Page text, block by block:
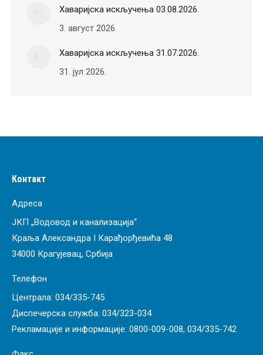
Хаваријска искључења 03.08.2026.
3. август 2026.
Хаваријска искључења 31.07.2026.
31. јул 2026.
Контакт
Адреса
ЈКП „Водовод и канализација“
Краља Александра I Карађорђевића 48
34000 Крагујевац, Србија
Телефон
Централа: 034/335-745
Диспечерска служба: 034/323-034
Рекламације и информације: 0800-009-008, 034/335-742